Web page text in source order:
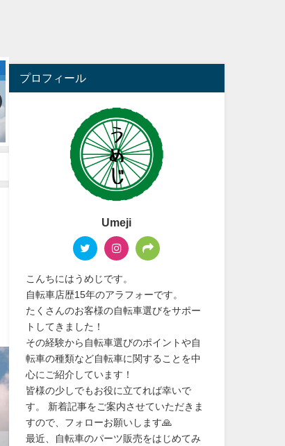
プロフィール
Umeji
こんちにはうめじです。
自転車店歴15年のアラフォーです。
たくさんのお客様の自転車選びをサポー
トしてきました！
その経験から自転車選びのポイントや自
転車の種類など自転車に関することを中
心にご紹介しています！
皆様の少しでもお役に立てれば幸いで
す。 新着記事をご案内させていただきま
すので、フォローお願いします🙏
最近、自転車のパーツ販売をはじめてみ